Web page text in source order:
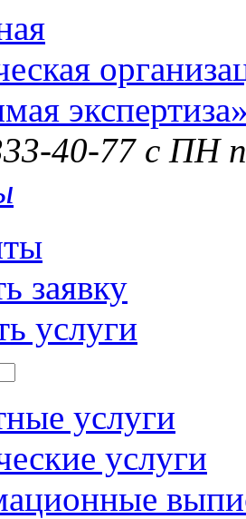
40-77 с ПН
заявку
услуги
услуги
услуги